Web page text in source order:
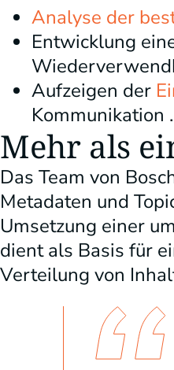
Analyse der
Entwicklung
Aufzeigen der
Kommunikation .
Mehr als
Das Team von
Metadaten und
Umsetzung einer
dient als Basis für
Verteilung von